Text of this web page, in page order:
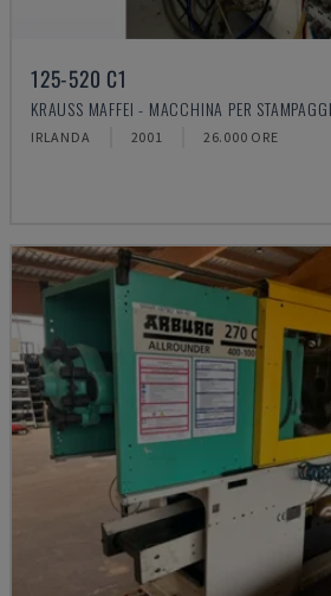
125-520 C1
KRAUSS MAFFEI - MACCHINA PER
IRLANDA 2001 26.000 ORE